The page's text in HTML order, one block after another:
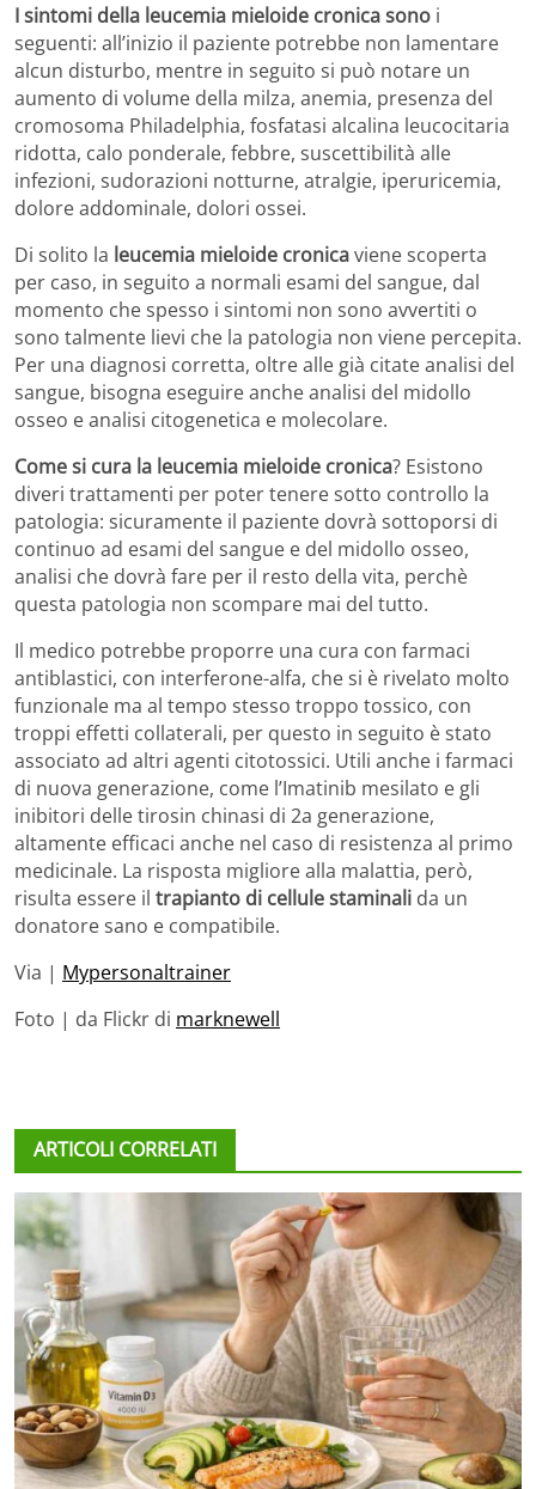
I sintomi della leucemia mieloide cronica sono i
seguenti: all’inizio il paziente potrebbe non lamentare
alcun disturbo, mentre in seguito si può notare un
aumento di volume della milza, anemia, presenza del
cromosoma Philadelphia, fosfatasi alcalina leucocitaria
ridotta, calo ponderale, febbre, suscettibilità alle
infezioni, sudorazioni notturne, atralgie, iperuricemia,
dolore addominale, dolori ossei.
Di solito la leucemia mieloide cronicaviene scoperta
per caso, in seguito a normali esami del sangue, dal
momento che spesso i sintomi non sono avvertiti o
sono talmente lievi che la patologia non viene percepita.
Per una diagnosi corretta, oltre alle già citate analisi del
sangue, bisogna eseguire anche analisi del midollo
osseo e analisi citogenetica e molecolare.
Come si cura la leucemia mieloide cronica? Esistono
diveri trattamenti per poter tenere sotto controllo la
patologia: sicuramente il paziente dovrà sottoporsi di
continuo ad esami del sangue e del midollo osseo,
analisi che dovrà fare per il resto della vita, perchè
questa patologia non scompare mai del tutto.
Il medico potrebbe proporre una cura con farmaci
antiblastici, con interferone-alfa, che si è rivelato molto
funzionale ma al tempo stesso troppo tossico, con
troppi effetti collaterali, per questo in seguito è stato
associato ad altri agenti citotossici. Utili anche i farmaci
di nuova generazione, come l’Imatinib mesilato e gli
inibitori delle tirosin chinasi di 2a generazione,
altamente efficaci anche nel caso di resistenza al primo
medicinale. La risposta migliore alla malattia, però,
risulta essere il trapianto di cellule staminali da un
donatore sano e compatibile.
Via | Mypersonaltrainer
Foto | da Flickr di marknewell
ARTICOLI CORRELATI